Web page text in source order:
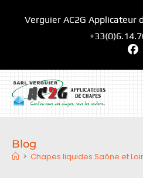
Verguier AC2G Applicateur
Blog
> Chapes liquides Saône et